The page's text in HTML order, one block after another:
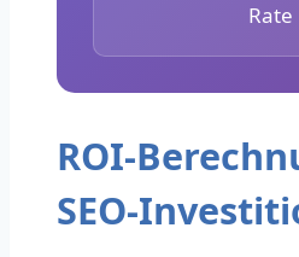
Rate
ROI-
SEO-